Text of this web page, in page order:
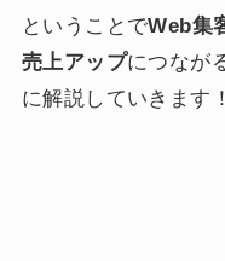
ということでWeb集
売上アップにつなが
に解説していきます！